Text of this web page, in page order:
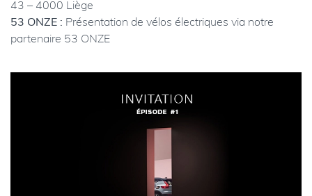
43 – 4000 Liège
53 ONZE : Présentation de vélos électriques via notre
partenaire 53 ONZE